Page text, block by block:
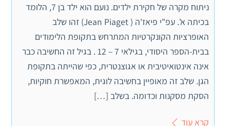
ניתוח מקרה של חקירת ילדים. נועם הוא ילד בן 7, הלומד
בכיתה א'. עפ"י פיאז'ה ( Jean Piaget) זהו שלב
האופרציות הקונקרטיות המתרחש בתקופת הלימודים
בבית-הספר היסודי, בגילאי 7 – 12 . בגיל זה החשיבה כבר
אינה אינטואיטיבית או אגוצנטרית, כפי שהייתה בתקופת
הגן. שלב זה מאופיין בחשיבה לוגית, המאפשרת חוקיות,
הסקת מסקנות וכדומה. בשלב […]
קרא עוד